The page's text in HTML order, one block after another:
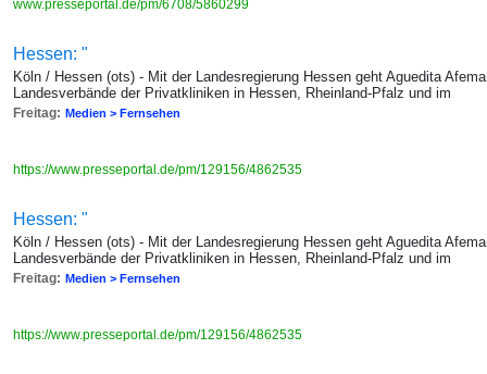
www.presseportal.de/pm/6708/5860299
Hessen: "
Köln / Hessen (ots) - Mit der Landesregierung Hessen geht Aguedita
Landesverbände der Privatkliniken in Hessen, Rheinland-Pfalz und im
Freitag: Medien > Fernsehen
https://www.presseportal.de/pm/129156/4862535
Hessen: "
Köln / Hessen (ots) - Mit der Landesregierung Hessen geht Aguedita
Landesverbände der Privatkliniken in Hessen, Rheinland-Pfalz und im
Freitag: Medien > Fernsehen
https://www.presseportal.de/pm/129156/4862535